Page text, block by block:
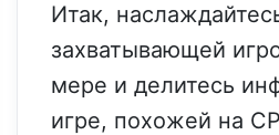
Итак,
захватывающей
мере и делитесь
игре, похожей на